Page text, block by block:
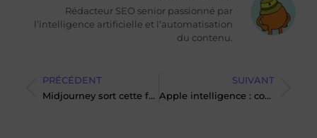
Rédacteur SEO senior passionné par
l’intelligence artificielle et l’automatisation
du contenu.
PRÉCÉDENT
Midjourney sort cette fonctionnalité après 2 ans d’attente !
SUIVANT
Apple intelligence : comment Apple réinvente l’IA ?